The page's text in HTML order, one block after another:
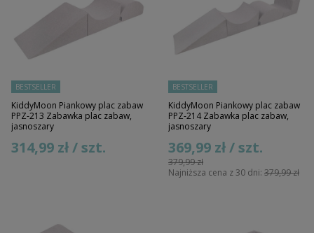
BESTSELLER
KiddyMoon Piankowy plac zabaw
PPZ-213 Zabawka plac zabaw,
jasnoszary
314,99 zł / szt.
BESTSELLER
KiddyMoon Piankowy plac zabaw
PPZ-214 Zabawka plac zabaw,
jasnoszary
379,99 zł
369,99 zł / szt.
Najniższa cena z 30 dni: 379,99 zł